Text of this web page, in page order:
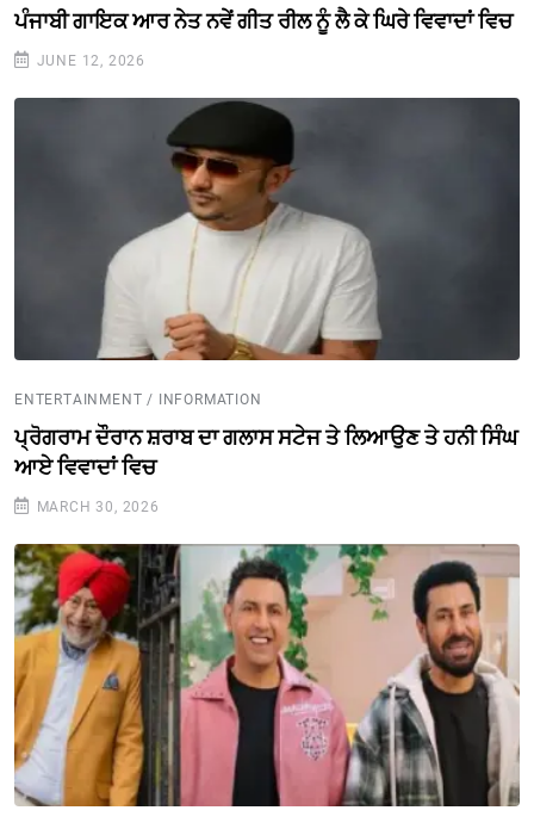
ਪੰਜਾਬੀ ਗਾਇਕ ਆਰ ਨੇਤ ਨਵੇਂ ਗੀਤ ਰੀਲ ਨੂੰ ਲੈ ਕੇ ਘਿਰੇ ਵਿਵਾਦਾਂ ਵਿਚ
JUNE 12, 2026
ENTERTAINMENT / INFORMATION
ਪ੍ਰੋਗਰਾਮ ਦੌਰਾਨ ਸ਼ਰਾਬ ਦਾ ਗਲਾਸ ਸਟੇਜ ਤੇ ਲਿਆਉਣ ਤੇ ਹਨੀ ਸਿੰਘ
ਆਏ ਵਿਵਾਦਾਂ ਵਿਚ
MARCH 30, 2026